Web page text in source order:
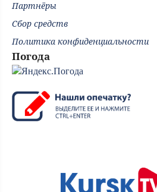
Партнёры
Сбор средств
Политика конфиденциальности
Погода